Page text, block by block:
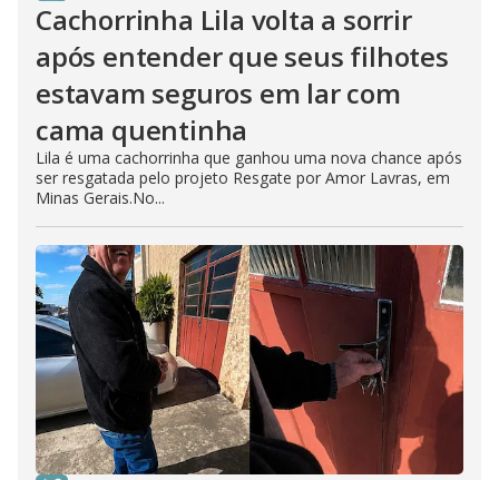
Cachorrinha Lila volta a sorrir
após entender que seus filhotes
estavam seguros em lar com
cama quentinha
Lila é uma cachorrinha que ganhou uma nova chance após
ser resgatada pelo projeto Resgate por Amor Lavras, em
Minas Gerais.No...